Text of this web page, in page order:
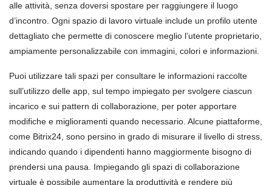
alle attività, senza doversi spostare per raggiungere il luogo
d’incontro. Ogni spazio di lavoro virtuale include un profilo utente
dettagliato che permette di conoscere meglio l’utente proprietario,
ampiamente personalizzabile con immagini, colori e informazioni.
Puoi utilizzare tali spazi per consultare le informazioni raccolte
sull’utilizzo delle app, sul tempo impiegato per svolgere ciascun
incarico e sui pattern di collaborazione, per poter apportare
modifiche e miglioramenti quando necessario. Alcune piattaforme,
come Bitrix24, sono persino in grado di misurare il livello di stress,
indicando quando i dipendenti hanno maggiormente bisogno di
prendersi una pausa. Impiegando gli spazi di collaborazione
virtuale è possibile aumentare la produttività e rendere più